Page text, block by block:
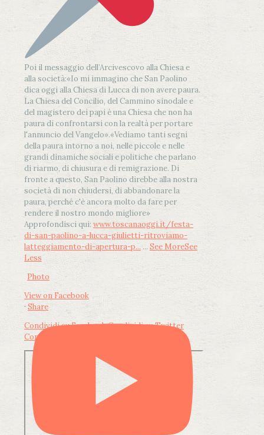
Poi il messaggio dell’Arcivescovo alla Chiesa e
alla società:«Io mi immagino che San Paolino
dica oggi alla Chiesa di Lucca di non avere paura.
La Chiesa del Concilio, del Cammino sinodale e
del magistero dei papi è una Chiesa che non ha
paura di confrontarsi con la realtà per portare
l'annuncio del Vangelo».«Vediamo tanti segni
della paura intorno a noi, nelle piccole e nelle
grandi dinamiche sociali e politiche che parlano
di riarmo, di chiusura e di remigrazione. Di
fronte a questo, San Paolino direbbe alla nostra
società di non chiudersi, di abbandonare la
paura, perché c'è ancora molto da fare per
rendere il nostro mondo migliore»
Approfondisci qui: www.toscanaoggi.it/festa-
di-san-paolino-a-lucca-giulietti-ritroviamo-
latteggiamento-di-apertura-p... ... See MoreSee
Less
Photo
View on Facebook
· Share
Condividi su FacebookCondividi su Twitter
Condividi su LinkedIn